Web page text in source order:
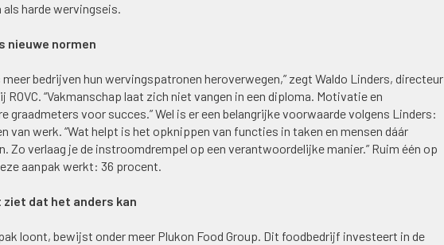
harde wervingseis.
nieuwe normen
bedrijven hun wervingspatronen heroverwegen,” zegt Waldo Linders, directeur
ROVC. “Vakmanschap laat zich niet vangen in een diploma. Motivatie en
graadmeters voor succes.” Wel is er een belangrijke voorwaarde volgens Linders:
van werk. “Wat helpt is het opknippen van functies in taken en mensen dáár
Zo verlaag je de instroomdrempel op een verantwoordelijke manier.” Ruim één op
aanpak werkt: 36 procent.
dat het anders kan
loont, bewijst onder meer Plukon Food Group. Dit foodbedrijf investeert in de